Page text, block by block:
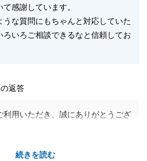
感謝しています。
うな質問にもちゃんと対応していた
ろいろご相談できるなと信頼してお
続きを読む
返答
利用いただき、誠にありがとうござ
しができ、大変うれしく思います。